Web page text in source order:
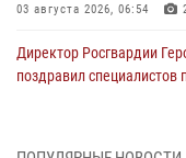
03 августа 2026, 06:54
Директор Росгвардии
поздравил